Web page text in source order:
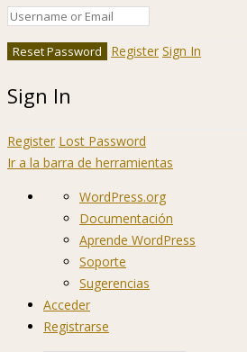
Register Sign In
Sign In
Register Lost Password
Ir a la barra de herramientas
Acerca
WordPress
WordPress.org
Documentación
Aprende WordPress
Soporte
Sugerencias
Acceder
Registrarse